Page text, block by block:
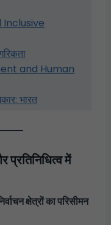
Inclusive
and Human
भारत
में
क्षेत्रों का परिसीमन